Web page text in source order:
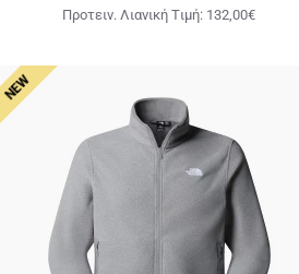
Προτειν. Λιανική Tιμή: 132,00€
NEW